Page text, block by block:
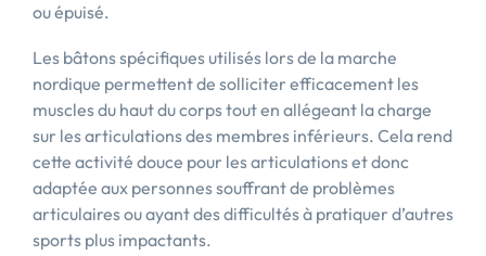
ou épuisé.
Les bâtons spécifiques utilisés lors de la marche
nordique permettent de solliciter efficacement les
muscles du haut du corps tout en allégeant la charge
sur les articulations des membres inférieurs. Cela rend
cette activité douce pour les articulations et donc
adaptée aux personnes souffrant de problèmes
articulaires ou ayant des difficultés à pratiquer d’autres
sports plus impactants.